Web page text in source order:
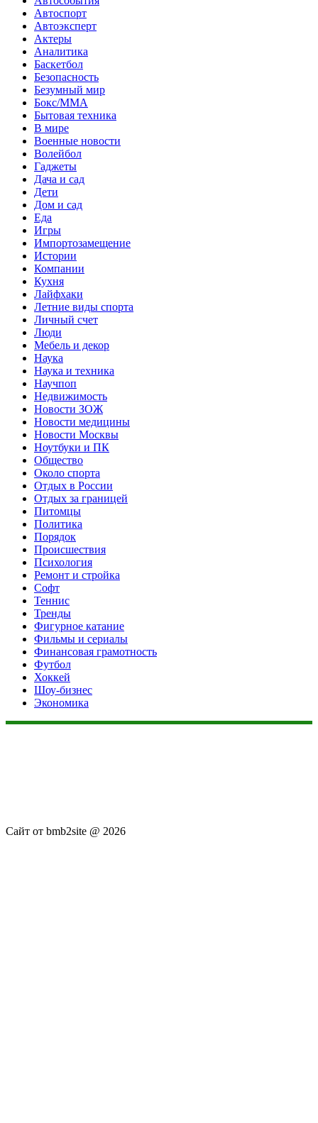
Автоспорт
Автоэксперт
Актеры
Аналитика
Баскетбол
Безопасность
Безумный мир
Бокс/MMA
Бытовая техника
В мире
Военные новости
Волейбол
Гаджеты
Дача и сад
Дети
Дом и сад
Еда
Игры
Импортозамещение
Истории
Компании
Кухня
Лайфхаки
Летние виды спорта
Личный счет
Люди
Мебель и декор
Наука
Наука и техника
Научпоп
Недвижимость
Новости ЗОЖ
Новости медицины
Новости Москвы
Ноутбуки и ПК
Общество
Около спорта
Отдых в России
Отдых за границей
Питомцы
Политика
Порядок
Происшествия
Психология
Ремонт и стройка
Софт
Теннис
Тренды
Фигурное катание
Фильмы и сериалы
Финансовая грамотность
Футбол
Хоккей
Шоу-бизнес
Экономика
Сайт от bmb2site @ 2026